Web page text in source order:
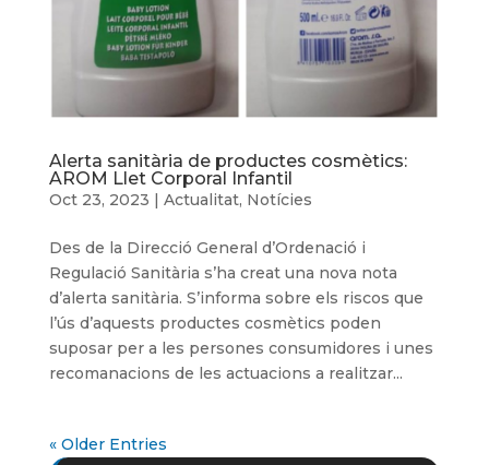
Alerta sanitària de productes cosmètics:
AROM Llet Corporal Infantil
Oct 23, 2023 | Actualitat, Notícies
Des de la Direcció General d’Ordenació i
Regulació Sanitària s’ha creat una nova nota
d’alerta sanitària. S’informa sobre els riscos que
l’ús d’aquests productes cosmètics poden
suposar per a les persones consumidores i unes
recomanacions de les actuacions a realitzar...
« Older Entries